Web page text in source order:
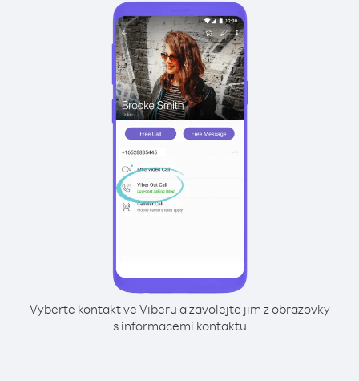
Vyberte kontakt ve Viberu a zavolejte jim z obrazovky
s informacemi kontaktu